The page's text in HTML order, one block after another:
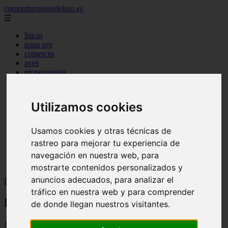
Utilizamos cookies
Usamos cookies y otras técnicas de
rastreo para mejorar tu experiencia de
navegación en nuestra web, para
mostrarte contenidos personalizados y
anuncios adecuados, para analizar el
tráfico en nuestra web y para comprender
de donde llegan nuestros visitantes.
comportamientofelino.es
☰
Inicio
zona pro
comercio
aves
protagonistas
articulos
nombres para gatos
novedades
tablon de anuncios
uncategorized
zona pro
Inicio
gatos >Hombres: Escondan a sus gatos
Hombres: Escondan a sus gatos
📅 30/05/2026